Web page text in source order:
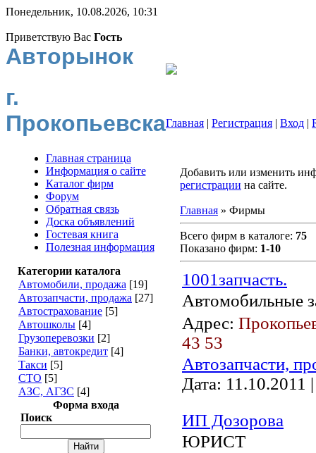
Понедельник, 10.08.2026, 10:31
Приветствую Вас Гость
Авторынок
г.
ПрокопьевскаГлавная | Регистрация | Вход |
Главная страница
Информация о сайте
Каталог фирм
Форум
Обратная связь
Доска объявлений
Гостевая книга
Полезная информация
Категории каталога
Автомобили, продажа [19]
Автозапчасти, продажа [27]
Автострахование [5]
Автошколы [4]
Грузоперевозки [2]
Банки, автокредит [4]
Такси [5]
СТО [5]
АЗС, АГЗС [4]
Форма входа
Поиск
Добавить или изменить
регистрации на сайте.
Главная » Фирмы
Всего фирм в каталоге: 75
Показано фирм: 1-10
1001запчасть.
Автомобильные
Адрес:
43 53
Автозапчасти,
Дата: 11.10.2011
ИП Дозорова
ЮРИСТ